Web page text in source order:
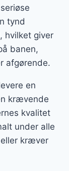
tynd
hvilket giver
banen,
afgørende.
en
krævende
kvalitet
under alle
kræver